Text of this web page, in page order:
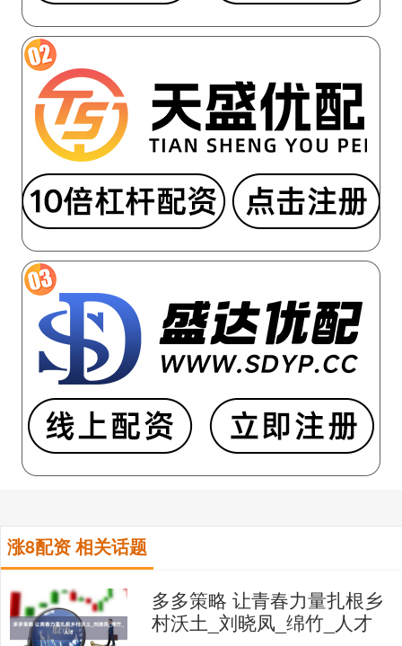
涨8配资 相关话题
多多策略 让青春力量扎根乡
村沃土_刘晓凤_绵竹_人才